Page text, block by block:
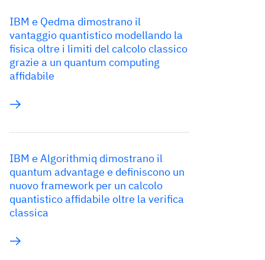
IBM e Qedma dimostrano il
vantaggio quantistico modellando la
fisica oltre i limiti del calcolo classico
grazie a un quantum computing
affidabile
IBM e Algorithmiq dimostrano il
quantum advantage e definiscono un
nuovo framework per un calcolo
quantistico affidabile oltre la verifica
classica